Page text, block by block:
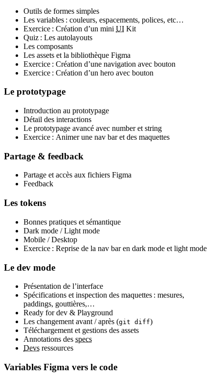
Outils de formes simples
Les variables : couleurs, espacements, polices, etc…
Exercice : Création d’un mini UI Kit
Quiz : Les autolayouts
Les composants
Les assets et la bibliothèque Figma
Exercice : Création d’une navigation avec bouton
Exercice : Création d’un hero avec bouton
Le prototypage
Introduction au prototypage
Détail des interactions
Le prototypage avancé avec number et string
Exercice : Animer une nav baret des maquettes
Partage & feedback
Partage et accès aux fichiers Figma
Feedback
Les tokens
Bonnes pratiques et sémantique
Dark mode /Light mode
Mobile /Desktop
Exercice : Reprise de la nav baren dark mode et light mode
Le dev mode
Présentation de l’interface
Spécifications et inspection des maquettes : mesures,
paddings, gouttières,…
Ready for dev & Playground
Les changement avant / après (git diff)
Téléchargement et gestions des assets
Annotations des specs
Devs ressources
Variables Figma vers le code